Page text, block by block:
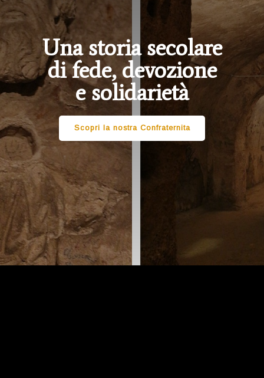
Una storia secolare
di fede, devozione
e solidarietà
Scopri la nostra Confraternita